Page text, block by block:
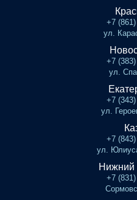
+7
ул.
+7
ул.
+7
ул.
+7
ул.
Нижний
+7